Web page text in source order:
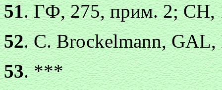
51. ГФ, 275, прим. 2; CH,
52. С. Вrосkеlmаnn, GAL,
53. ***